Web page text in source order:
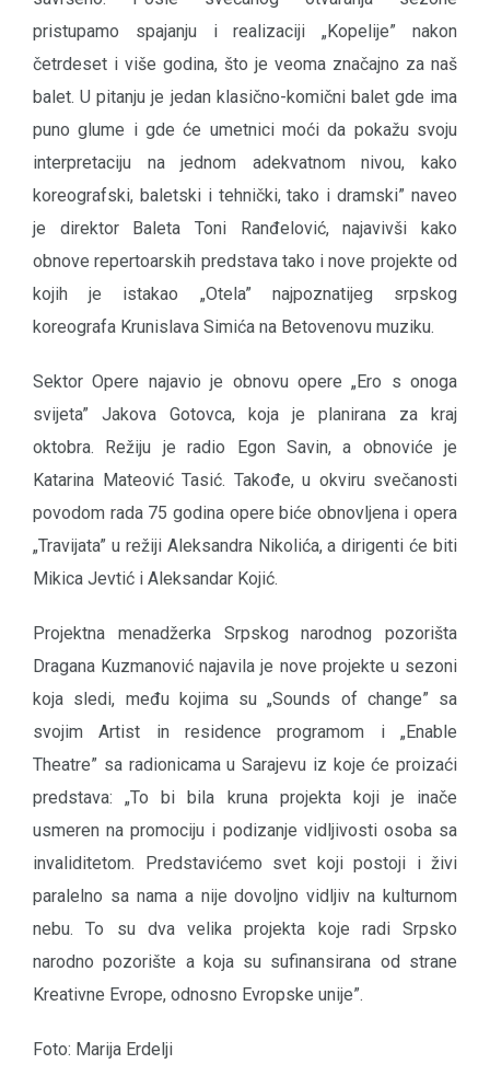
pristupamo spajanju i realizaciji „Kopelije” nakon
četrdeset i više godina, što je veoma značajno za naš
balet. U pitanju je jedan klasično-komični balet gde ima
puno glume i gde će umetnici moći da pokažu svoju
interpretaciju na jednom adekvatnom nivou, kako
koreografski, baletski i tehnički, tako i dramski” naveo
je direktor Baleta Toni Ranđelović, najavivši kako
obnove repertoarskih predstava tako i nove projekte od
kojih je istakao „Otela” najpoznatijeg srpskog
koreografa Krunislava Simića na Betovenovu muziku.
Sektor Opere najavio je obnovu opere „Ero s onoga
svijeta” Jakova Gotovca, koja je planirana za kraj
oktobra. Režiju je radio Egon Savin, a obnoviće je
Katarina Mateović Tasić. Takođe, u okviru svečanosti
povodom rada 75 godina opere biće obnovljena i opera
„Travijata” u režiji Aleksandra Nikolića, a dirigenti će biti
Mikica Jevtić i Aleksandar Kojić.
Projektna menadžerka Srpskog narodnog pozorišta
Dragana Kuzmanović najavila je nove projekte u sezoni
koja sledi, među kojima su „Sounds of change” sa
svojim Artist in residence programom i „Enable
Theatre” sa radionicama u Sarajevu iz koje će proizaći
predstava: „To bi bila kruna projekta koji je inače
usmeren na promociju i podizanje vidljivosti osoba sa
invaliditetom. Predstavićemo svet koji postoji i živi
paralelno sa nama a nije dovoljno vidljiv na kulturnom
nebu. To su dva velika projekta koje radi Srpsko
narodno pozorište a koja su sufinansirana od strane
Kreativne Evrope, odnosno Evropske unije”.
Foto: Marija Erdelji